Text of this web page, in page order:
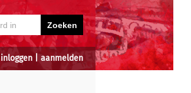
inloggen aanmelden